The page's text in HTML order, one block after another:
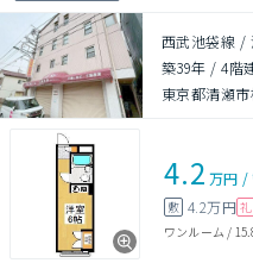
西武池袋線 /
築39年 /4階
東京都清瀬
4.2 万円 /
敷 4.2万円 礼
ワンルーム /